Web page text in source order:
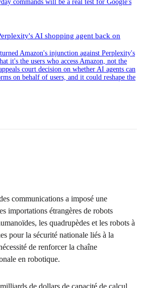
commands will be a real test for Google's
AI shopping agent back on
Amazon's injunction against Perplexity's
it's the users who access Amazon, not the
court decision on whether AI agents can
on behalf of users, and it could reshape the
communications a imposé une
importations étrangères de robots
les quadrupèdes et les robots à
pour la sécurité nationale liés à la
de renforcer la chaîne
en robotique.